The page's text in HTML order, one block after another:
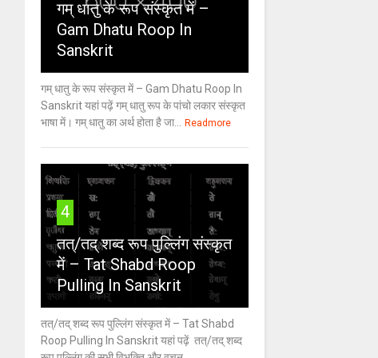
गम् धातु के रूप संस्कृत में –
Gam Dhatu Roop In
Sanskrit
गम् धातु के रूप संस्कृत में – Gam Dhatu Roop In
Sanskrit यहां पढ़ें गम् धातु रूप के पांचो लकार संस्कृत
भाषा में। गम् धातु का अर्थ होता है जा... Readmore
4
तत्/तद् शब्द रूप पुल्लिंग संस्कृत
में – Tat Shabd Roop
Pulling In Sanskrit
तत्/तद् शब्द रूप पुल्लिंग संस्कृत में – Tat Shabd
Roop Pulling In Sanskrit यहां पढ़ें तत्/तद् शब्द